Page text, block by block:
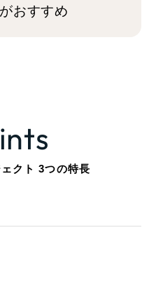
イト
おすすめ
クト 3つの特長